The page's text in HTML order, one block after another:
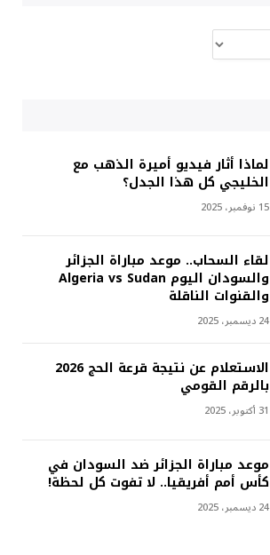
لماذا أثار فيديو أميرة الذهب مع
الخليجي كل هذا الجدل؟
15 نوفمبر، 2025
لقاء السحاب.. موعد مباراة الجزائر
والسودان اليوم Algeria vs Sudan
والقنوات الناقلة
24 ديسمبر، 2025
الاستعلام عن نتيجة قرعة الحج 2026
بالرقم القومي
31 أكتوبر، 2025
موعد مباراة الجزائر ضد السودان في
كأس أمم أفريقيا.. لا تفوت كل لحظة!
24 ديسمبر، 2025